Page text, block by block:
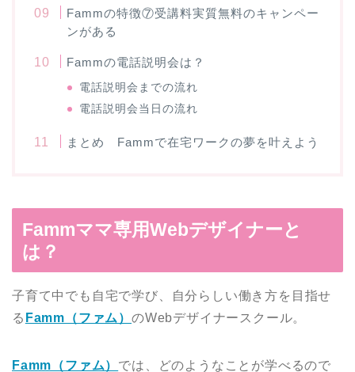
Fammの特徴⑦受講料実質無料のキャンペー
ンがある
Fammの電話説明会は？
電話説明会までの流れ
電話説明会当日の流れ
まとめ Fammで在宅ワークの夢を叶えよう
Fammママ専用Webデザイナーと
は？
子育て中でも自宅で学び、自分らしい働き方を目指せ
る Famm（ファム）のWebデザイナースクール。
Famm（ファム） では、どのようなことが学べるので